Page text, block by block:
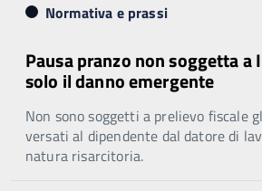
Normativa e prassi
Pausa pranzo non soggetta a
solo il danno emergente
Non sono soggetti a prelievo fiscale
versati al dipendente dal datore di
natura risarcitoria.